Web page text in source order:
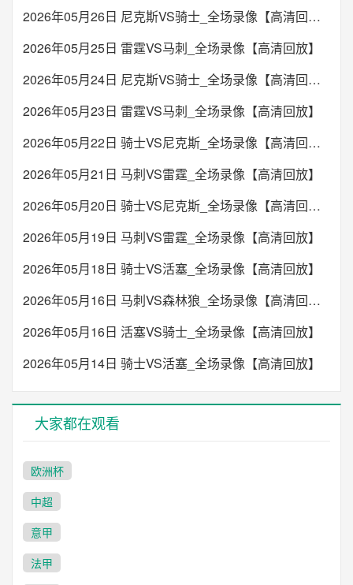
2026年05月26日 尼克斯VS骑士_全场录像【高清回放】
2026年05月25日 雷霆VS马刺_全场录像【高清回放】
2026年05月24日 尼克斯VS骑士_全场录像【高清回放】
2026年05月23日 雷霆VS马刺_全场录像【高清回放】
2026年05月22日 骑士VS尼克斯_全场录像【高清回放】
2026年05月21日 马刺VS雷霆_全场录像【高清回放】
2026年05月20日 骑士VS尼克斯_全场录像【高清回放】
2026年05月19日 马刺VS雷霆_全场录像【高清回放】
2026年05月18日 骑士VS活塞_全场录像【高清回放】
2026年05月16日 马刺VS森林狼_全场录像【高清回放】
2026年05月16日 活塞VS骑士_全场录像【高清回放】
2026年05月14日 骑士VS活塞_全场录像【高清回放】
大家都在观看
欧洲杯
中超
意甲
法甲